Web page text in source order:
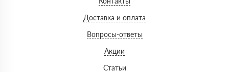
Доставка и оплата
Вопросы-ответы
Акции
Статьи